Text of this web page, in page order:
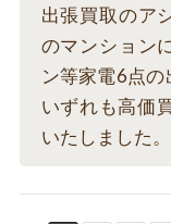
出張買取のア
のマンション
ン等家電6点の
いずれも高価
いたしました。